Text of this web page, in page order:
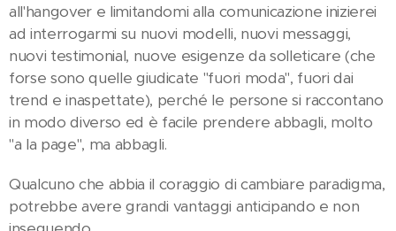
all'hangover e limitandomi alla comunicazione inizierei
ad interrogarmi su nuovi modelli, nuovi messaggi,
nuovi testimonial, nuove esigenze da solleticare (che
forse sono quelle giudicate "fuori moda", fuori dai
trend e inaspettate), perché le persone si raccontano
in modo diverso ed è facile prendere abbagli, molto
"a la page", ma abbagli.
Qualcuno che abbia il coraggio di cambiare paradigma,
potrebbe avere grandi vantaggi anticipando e non